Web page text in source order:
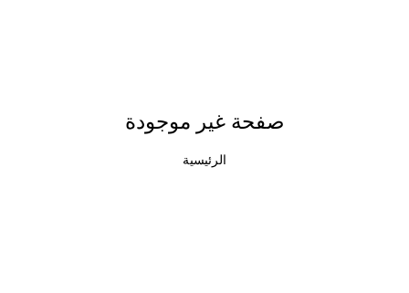
صفحة غير موجودة
الرئيسية